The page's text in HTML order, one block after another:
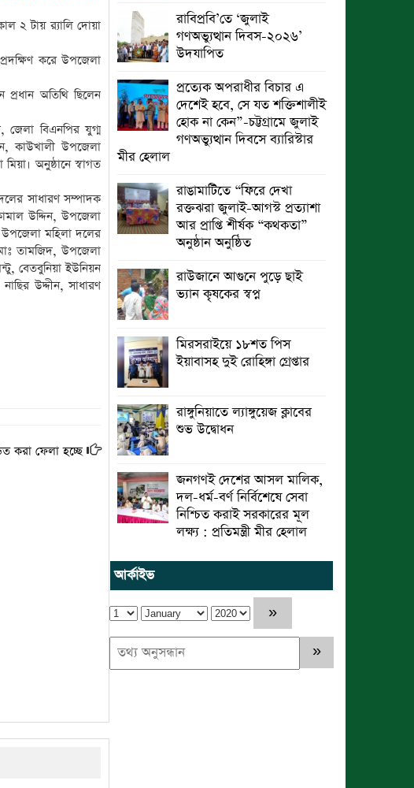
২ টায় র‌্যালি দোয়া
করে উপজেলা
অতিথি ছিলেন
জেলা বিএনপির যুগ্ম
কাউখালী উপজেলা
অনুষ্ঠানে স্বাগত
সাধারণ সম্পাদক
উদ্দিন, উপজেলা
মহিলা দলের
তামজিদ, উপজেলা
বেতবুনিয়া ইউনিয়ন
উদ্দীন, সাধারণ
করা ফেলা হচ্ছে
ঝালকাঠিতে জুলাই গণঅভ্যুত্থান দিবস
পালিত
রাবিপ্রবি’তে ‘জুলাই গণঅভ্যুত্থান
দিবস-২০২৬’ উদযাপিত
রাবিপ্রবি’তে ‘জুলাই
গণঅভ্যুত্থান দিবস-২০২৬’
উদযাপিত
প্রত্যেক অপরাধীর বিচার এ
দেশেই হবে, সে যত শক্তিশালীই
হোক না কেন”-চট্টগ্রামে জুলাই
গণঅভ্যুত্থান দিবসে ব্যারিস্টার
মীর হেলাল
রাঙামাটিতে “ফিরে দেখা
রক্তঝরা জুলাই-আগস্ট প্রত্যাশা
আর প্রাপ্তি শীর্ষক “কথকতা”
অনুষ্ঠান অনুষ্ঠিত
রাউজানে আগুনে পুড়ে ছাই
ভ্যান কৃষকের স্বপ্ন
মিরসরাইয়ে ১৮শত পিস
ইয়াবাসহ দুই রোহিঙ্গা গ্রেপ্তার
রাঙ্গুনিয়াতে ল্যাঙ্গুয়েজ ক্লাবের
শুভ উদ্বোধন
জনগণই দেশের আসল মালিক,
দল-ধর্ম-বর্ণ নির্বিশেষে সেবা
নিশ্চিত করাই সরকারের মূল
লক্ষ্য : প্রতিমন্ত্রী মীর হেলাল
আর্কাইভ